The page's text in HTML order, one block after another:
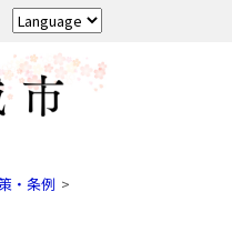
・条例